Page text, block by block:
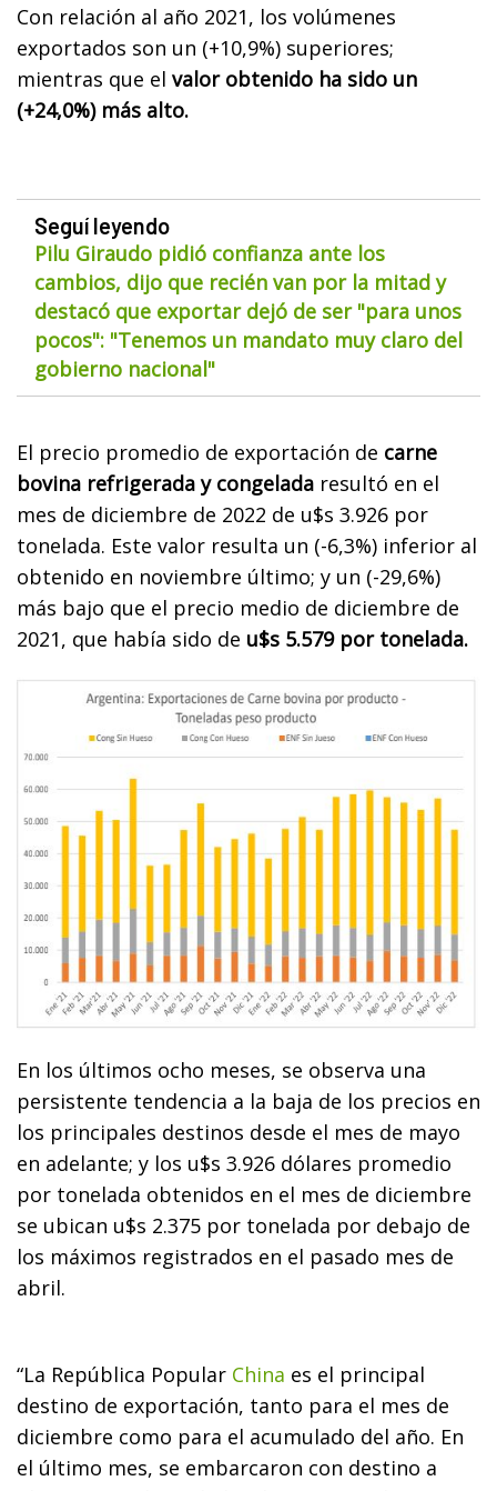
Con relación al año 2021, los volúmenes
exportados son un (+10,9%) superiores;
mientras que el valor obtenido ha sido un
(+24,0%) más alto.
Seguí leyendo
Pilu Giraudo pidió confianza ante los
cambios, dijo que recién van por la mitad y
destacó que exportar dejó de ser "para unos
pocos": "Tenemos un mandato muy claro del
gobierno nacional"
El precio promedio de exportación de carne
bovina refrigerada y congelada resultó en el
mes de diciembre de 2022 de u$s 3.926 por
tonelada. Este valor resulta un (-6,3%) inferior al
obtenido en noviembre último; y un (-29,6%)
más bajo que el precio medio de diciembre de
2021, que había sido de u$s 5.579 por tonelada.
En los últimos ocho meses, se observa una
persistente tendencia a la baja de los precios en
los principales destinos desde el mes de mayo
en adelante; y los u$s 3.926 dólares promedio
por tonelada obtenidos en el mes de diciembre
se ubican u$s 2.375 por tonelada por debajo de
los máximos registrados en el pasado mes de
abril.
“La República Popular China es el principal
destino de exportación, tanto para el mes de
diciembre como para el acumulado del año. En
el último mes, se embarcaron con destino a